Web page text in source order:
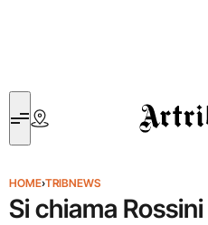
Artribune
HOME›TRIBNEWS
Si chiama